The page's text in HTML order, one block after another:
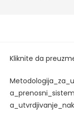
Kliknite da